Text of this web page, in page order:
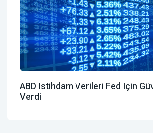
ABD Istihdam Verileri Fed Için
Verdi